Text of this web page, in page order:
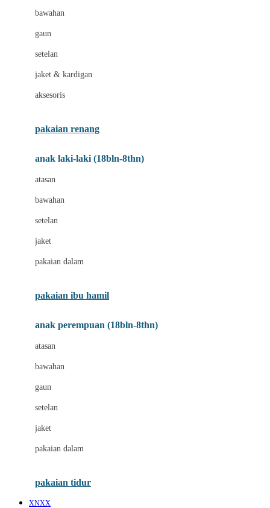
Bravado
Buds Organics
Bugaboo
C
Cottonseeds
Crane
Drew
bawahan
gaun
setelan
jaket & kardigan
aksesoris
pakaian renang
anak laki-laki (18bln-8thn)
atasan
bawahan
setelan
jaket
pakaian dalam
pakaian ibu hamil
anak perempuan (18bln-8thn)
atasan
bawahan
gaun
setelan
jaket
pakaian dalam
pakaian tidur
XNXX